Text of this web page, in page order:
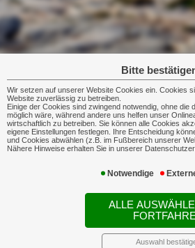
Bitte
Wir setzen auf unserer Website Cookies ein. Cookies
Website zuverlässig zu betreiben.
Einige der Cookies sind zwingend notwendig, ohne die
möglich wäre, während andere uns helfen unser
wirtschaftlich zu betreiben. Sie können alle Cookies
eigene Einstellungen festlegen. Ihre Entscheidung
und Cookies abwählen (z.B. im Fußbereich unserer
Nähere Hinweise erhalten Sie in unserer
Notwendige
ALLE
Auswahl
zu uns